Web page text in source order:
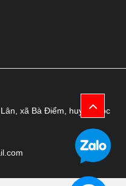
xã Bà Điểm, huyện Hóc